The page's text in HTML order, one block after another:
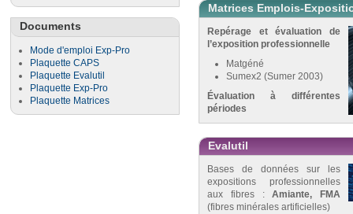
Documents
Mode d'emploi Exp-Pro
Plaquette CAPS
Plaquette Evalutil
Plaquette Exp-Pro
Plaquette Matrices
Matrices Emplois-
Repérage et évaluation de
l’exposition professionnelle
Matgéné
Sumex2 (Sumer 2003)
Évaluation à différentes
périodes
Evalutil
Bases de données sur les
expositions professionnelles
aux fibres :Amiante, FMA
(fibres minérales artificielles)